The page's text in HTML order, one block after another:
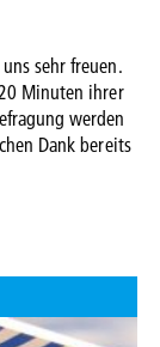
sehr freuen.
Minuten ihrer
werden
Dank bereits